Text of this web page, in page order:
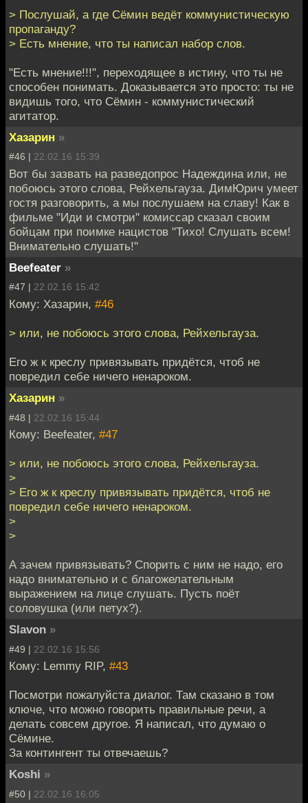
> Послушай, а где Сёмин ведёт коммунистическую
пропаганду?
> Есть мнение, что ты написал набор слов.
"Есть мнение!!!", переходящее в истину, что ты не
способен понимать. Доказывается это просто: ты не
видишь того, что Сёмин - коммунистический
агитатор.
Хазарин »
#46 | 22.02.16 15:39
Вот бы зазвать на разведопрос Надеждина или, не
побоюсь этого слова, Рейхельгауза. ДимЮрич умеет
гостя разговорить, а мы послушаем на славу! Как в
фильме "Иди и смотри" комиссар сказал своим
бойцам при поимке нацистов "Тихо! Слушать всем!
Внимательно слушать!"
Beefeater »
#47 | 22.02.16 15:42
Кому: Хазарин, #46
> или, не побоюсь этого слова, Рейхельгауза.
Его ж к креслу привязывать придётся, чтоб не
повредил себе ничего ненароком.
Хазарин »
#48 | 22.02.16 15:44
Кому: Beefeater, #47
> или, не побоюсь этого слова, Рейхельгауза.
>
> Его ж к креслу привязывать придётся, чтоб не
повредил себе ничего ненароком.
>
>
А зачем привязывать? Спорить с ним не надо, его
надо внимательно и с благожелательным
выражением на лице слушать. Пусть поёт
соловушка (или петух?).
Slavon »
#49 | 22.02.16 15:56
Кому: Lemmy RIP, #43
Посмотри пожалуйста диалог. Там сказано в том
ключе, что можно говорить правильные речи, а
делать совсем другое. Я написал, что думаю о
Сёмине.
За контингент ты отвечаешь?
Koshi »
#50 | 22.02.16 16:05